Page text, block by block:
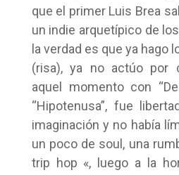
que el primer Luis Brea
un indie arquetípico de
la verdad es que ya hago
(risa), ya no actúo por
aquel momento con
“Hipotenusa”, fue
imaginación y no había
un poco de soul, una
trip hop «, luego a la